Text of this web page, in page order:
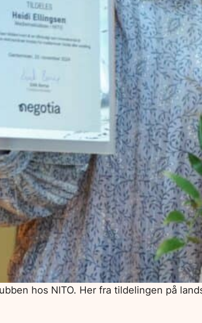
hos NITO. Her fra tildelingen på